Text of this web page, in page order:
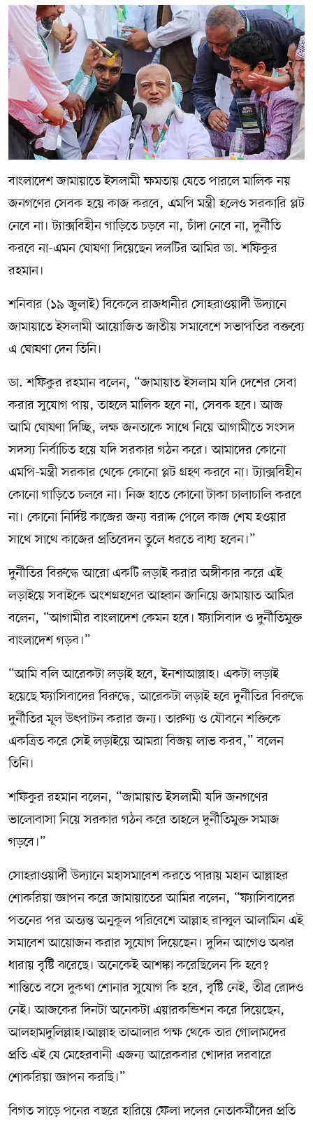
বাংলাদেশ জামায়াতে ইসলামী ক্ষমতায় যেতে পারলে মালিক নয়
জনগণের সেবক হয়ে কাজ করবে, এমপি মন্ত্রী হলেও সরকারি প্লট
নেবে না। ট্যাক্সবিহীন গাড়িতে চড়বে না, চাঁদা নেবে না, দুর্নীতি
করবে না-এমন ঘোষণা দিয়েছেন দলটির আমির ডা. শফিকুর
রহমান।
শনিবার (১৯ জুলাই) বিকেলে রাজধানীর সোহরাওয়ার্দী উদ্যানে
জামায়াতে ইসলামী আয়োজিত জাতীয় সমাবেশে সভাপতির বক্তব্যে
এ ঘোষণা দেন তিনি।
ডা. শফিকুর রহমান বলেন, “জামায়াত ইসলাম যদি দেশের সেবা
করার সুযোগ পায়, তাহলে মালিক হবে না, সেবক হবে। আজ
আমি ঘোষণা দিচ্ছি, লক্ষ জনতাকে সাথে নিয়ে আগামীতে সংসদ
সদস্য নির্বাচিত হয়ে যদি সরকার গঠন করে। আমাদের কোনো
এমপি-মন্ত্রী সরকার থেকে কোনো প্লট গ্রহণ করবে না। ট্যাক্সবিহীন
কোনো গাড়িতে চলবে না। নিজ হাতে কোনো টাকা চালাচালি করবে
না। কোনো নির্দিষ্ট কাজের জন্য বরাদ্দ পেলে কাজ শেষ হওয়ার
সাথে সাথে কাজের প্রতিবেদন তুলে ধরতে বাধ্য হবেন।”
দুর্নীতির বিরুদ্ধে আরো একটি লড়াই করার অঙ্গীকার করে এই
লড়াইয়ে সবাইকে অংশগ্রহণের আহ্বান জানিয়ে জামায়াত আমির
বলেন, “আগামীর বাংলাদেশ কেমন হবে। ফ্যাসিবাদ ও দুর্নীতিমুক্ত
বাংলাদেশ গড়ব।”
“আমি বলি আরেকটা লড়াই হবে, ইনশাআল্লাহ। একটা লড়াই
হয়েছে ফ্যাসিবাদের বিরুদ্ধে, আরেকটা লড়াই হবে দুর্নীতির বিরুদ্ধে
দুর্নীতির মূল উৎপাটন করার জন্য। তারুণ্য ও যৌবনে শক্তিকে
একত্রিত করে সেই লড়াইয়ে আমরা বিজয় লাভ করব,” বলেন
তিনি।
শফিকুর রহমান বলেন, “জামায়াত ইসলামী যদি জনগণের
ভালোবাসা নিয়ে সরকার গঠন করে তাহলে দুর্নীতিমুক্ত সমাজ
গড়বে।”
সোহরাওয়ার্দী উদ্যানে মহাসমাবেশ করতে পারায় মহান আল্লাহর
শোকরিয়া জ্ঞাপন করে জামায়াতের আমির বলেন, “ফ্যাসিবাদের
পতনের পর অত্যন্ত অনুকূল পরিবেশে আল্লাহ রাব্বুল আলামিন এই
সমাবেশ আয়োজন করার সুযোগ দিয়েছেন। দুদিন আগেও অঝর
ধারায় বৃষ্টি ঝরেছে। অনেকেই আশঙ্কা করেছিলেন কি হবে?
শান্তিতে বসে দুকথা শোনার সুযোগ কি হবে, বৃষ্টি নেই, তীব্র রোদও
নেই। আজকের দিনটা অনেকটা এয়ারকন্ডিশন করে দিয়েছেন,
আলহামদুলিল্লাহ।আল্লাহ তাআলার পক্ষ থেকে তার গোলামদের
প্রতি এই যে মেহেরবানী এজন্য আরেকবার খোদার দরবারে
শোকরিয়া জ্ঞাপন করছি।”
বিগত সাড়ে পনের বছরে হারিয়ে ফেলা দলের নেতাকর্মীদের প্রতি